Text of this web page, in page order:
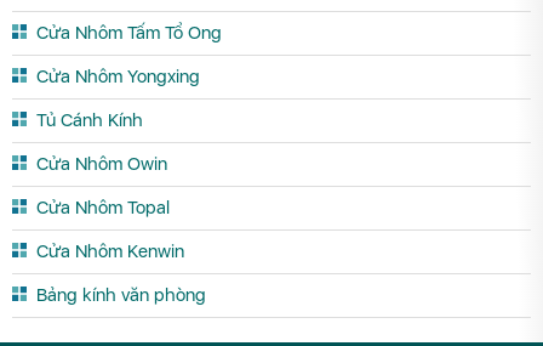
Cửa Nhôm Hệ Slim Tây Ninh
Cửa Nhôm Hệ Slim Thái Nguyên
Cửa Nhôm Hệ Slim Thừa Thiên Huế
Cửa Nhôm Hệ Slim Trà Vinh
Cửa Nhôm Hệ Slim Vĩnh Long Cửa Nhôm Hệ Slim Vĩnh Phúc
Cửa Nhôm Hệ Slim Yên Bái
Cửa Nhôm Tấm Tổ Ong
Cửa Nhôm Yongxing
Tủ Cánh Kính
Cửa Nhôm Owin
Cửa Nhôm Topal
Cửa Nhôm Kenwin
Bảng kính văn phòng